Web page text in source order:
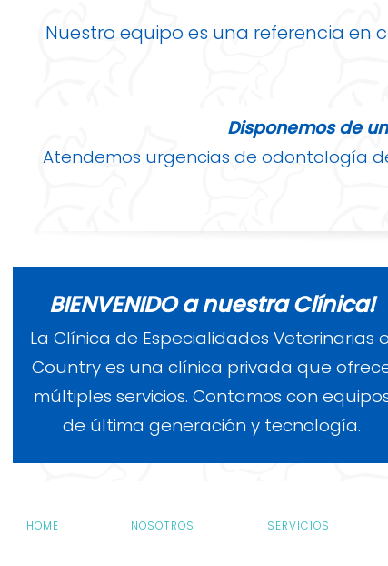
Nuestro equipo es una referencia
Disponemos de
Atendemos urgencias de odontología
BIENVENIDO a nuestra Clínica!
La Clínica de Especialidades Veterinarias
Country es una clínica privada que
múltiples servicios. Contamos con
de última generación y tecnología.
HOME NOSOTROS SERVICIOS